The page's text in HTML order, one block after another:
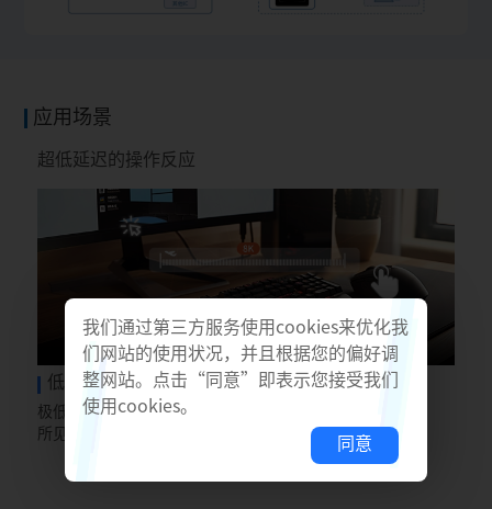
应用场景
超低延迟的操作反应
低延迟，高上报
极低的鼠标上报延迟，上报率最高可达8K，使用者的操作
所见及所得。
我们通过第三方服务使用cookies来优化我
们网站的使用状况，并且根据您的偏好调
整网站。点击“同意”即表示您接受我们
使用cookies。
同意